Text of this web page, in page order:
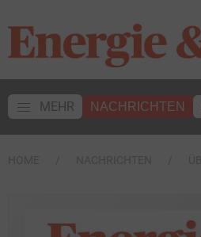
MEHR NACHRICHTEN